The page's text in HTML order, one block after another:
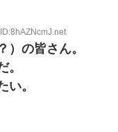
）の皆さん。
。
い。